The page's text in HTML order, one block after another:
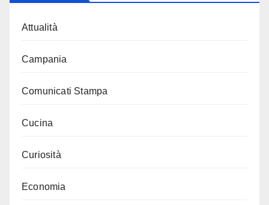
Attualità
Campania
Comunicati Stampa
Cucina
Curiosità
Economia